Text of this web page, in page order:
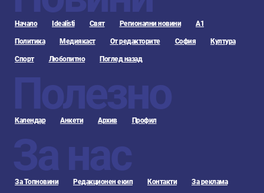
Начало Idealisti Свят Регионални новини А1
Политика Медиякаст От редакторите София Култура
Спорт Любопитно Поглед назад
Полезно
Календар Анкети Архив Профил
За нас
За Топновини Редакционен екип Контакти За реклама